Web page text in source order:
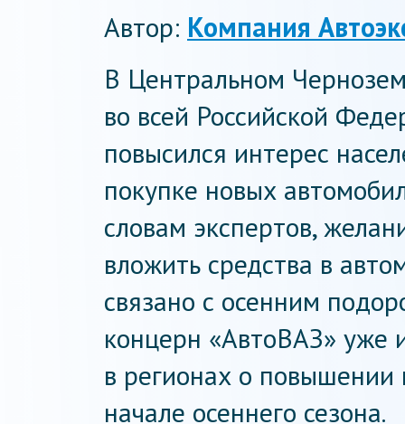
Автор: Компания
В Центральном
во всей Российской
повысился интерес
покупке новых
словам экспертов,
вложить средства в
связано с осенним
концерн «АвтоВАЗ» уже
в регионах о
начале осеннего сезона.